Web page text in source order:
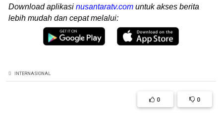
Download aplikasi nusantaratv.com untuk akses berita
lebih mudah dan cepat melalui:
INTERNASIONAL
0 0